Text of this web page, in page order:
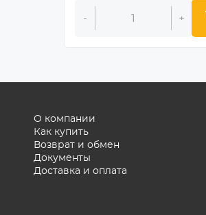
- +
О компании
Как купить
Возврат и обмен
Документы
Доставка и оплата